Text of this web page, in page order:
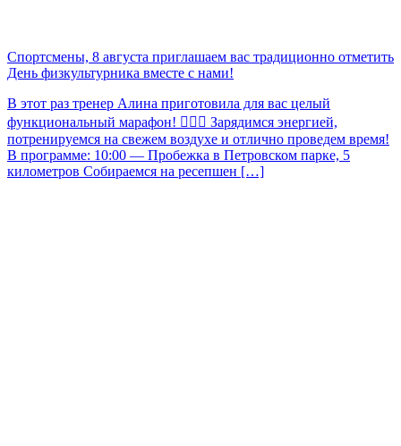
Спортсмены, 8 августа приглашаем вас традиционно отметить
День физкультурника вместе с нами!
В этот раз тренер Алина приготовила для вас целый
функциональный марафон! 🏃🏻‍♀️ Зарядимся энергией,
потренируемся на свежем воздухе и отлично проведем время!
В программе: 10:00 — Пробежка в Петровском парке, 5
километров Собираемся на ресепшен […]